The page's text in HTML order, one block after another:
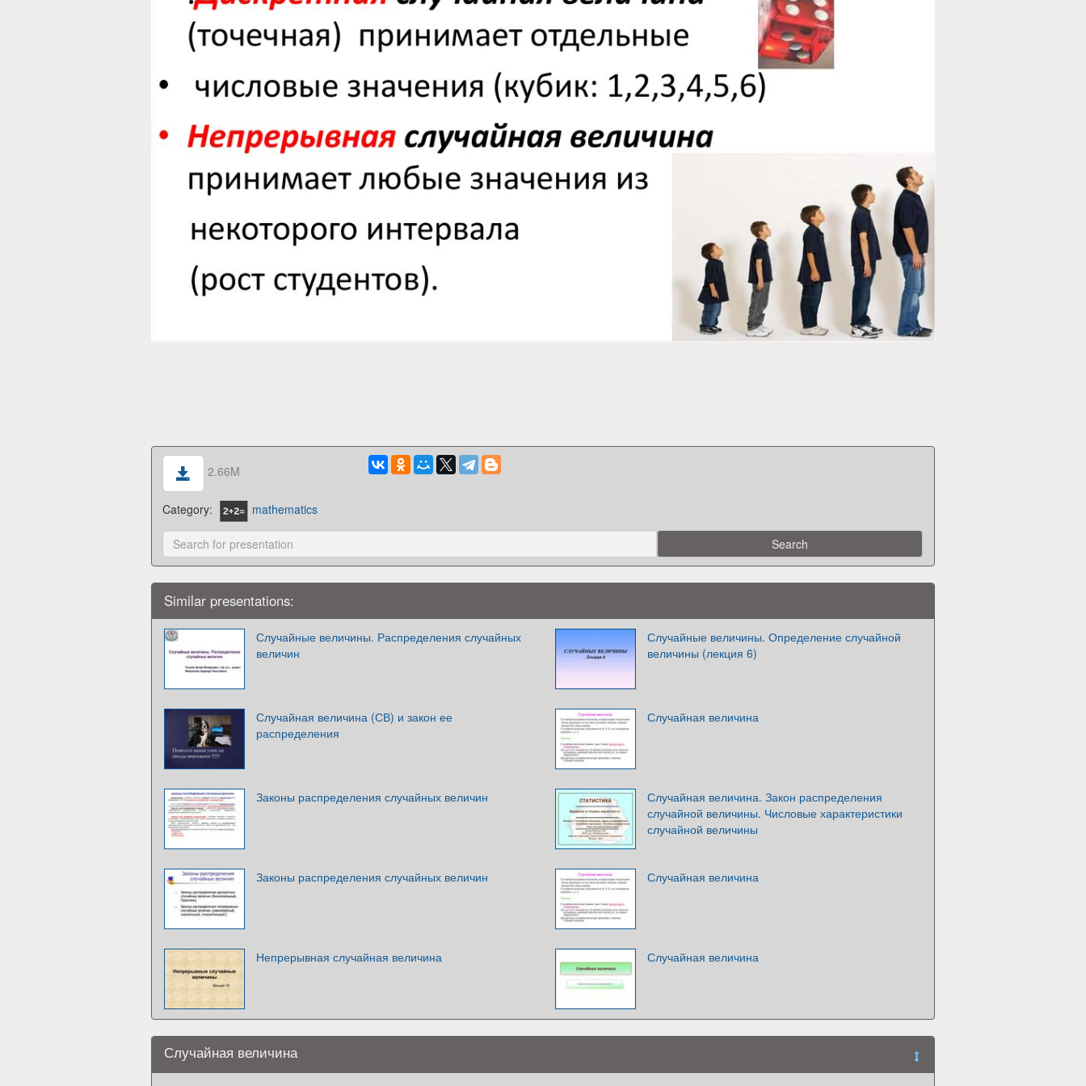
2.66M
Category: mathematics
Similar presentations:
Случайные величины. Распределения случайных
величин
Случайные величины. Определение случайной
величины (лекция 6)
Случайная величина (СВ) и закон ее
распределения
Случайная величина
Законы распределения случайных величин
Случайная величина. Закон распределения
случайной величины. Числовые характеристики
случайной величины
Законы распределения случайных величин Случайная величина
Непрерывная случайная величина Случайная величина
Случайная величина